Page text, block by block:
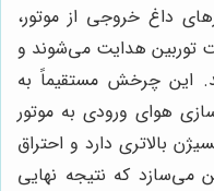
داغ خروجی از موتور،
توربین هدایت می‌شوند و
این چرخش مستقیماً به
هوای ورودی به موتور
بالاتری دارد و احتراق
می‌سازد که نتیجه نهایی